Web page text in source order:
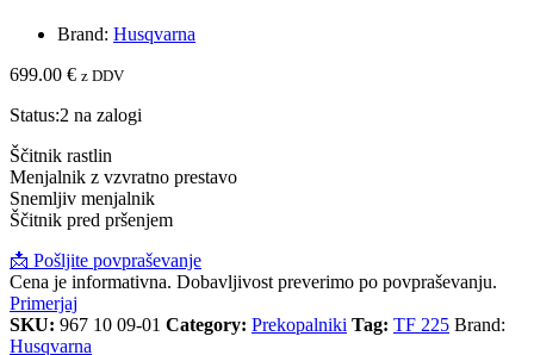
Brand: Husqvarna
699.00 € z DDV
Status:2 na zalogi
Ščitnik rastlin
Menjalnik z vzvratno prestavo
Snemljiv menjalnik
Ščitnik pred pršenjem
📩 Pošljite povpraševanje
Cena je informativna. Dobavljivost preverimo po povpraševanju.
Primerjaj
SKU: 967 10 09-01 Category: Prekopalniki Tag: TF 225 Brand:
Husqvarna